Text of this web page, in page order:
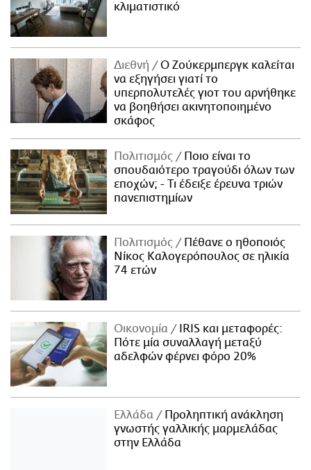
κλιματιστικό
Διεθνή
Ο Ζούκερμπεργκ καλείται
να εξηγήσει γιατί το
υπερπολυτελές γιοτ του αρνήθηκε
να βοηθήσει ακινητοποιημένο
σκάφος
Πολιτισμός
Ποιο είναι το
σπουδαιότερο τραγούδι όλων των
εποχών; - Τι έδειξε έρευνα τριών
πανεπιστημίων
Πολιτισμός
Πέθανε ο ηθοποιός
Νίκος Καλογερόπουλος σε ηλικία
74 ετών
Οικονομία
IRIS και μεταφορές:
Πότε μία συναλλαγή μεταξύ
αδελφών φέρνει φόρο 20%
Ελλάδα
Προληπτική ανάκληση
γνωστής γαλλικής μαρμελάδας
στην Ελλάδα